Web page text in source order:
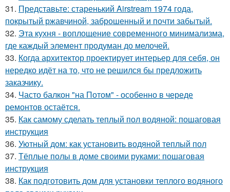
31. Представьте: старенький Airstream 1974 года,
покрытый ржавчиной, заброшенный и почти забытый.
32. Эта кухня - воплощение современного минимализма,
где каждый элемент продуман до мелочей.
33. Когда архитектор проектирует интерьер для себя, он
нередко идёт на то, что не решился бы предложить
заказчику.
34. Часто балкон "на Потом" - особенно в череде
ремонтов остаётся.
35. Как самому сделать теплый пол водяной: пошаговая
инструкция
36. Уютный дом: как установить водяной теплый пол
37. Тёплые полы в доме своими руками: пошаговая
инструкция
38. Как подготовить дом для установки теплого водяного